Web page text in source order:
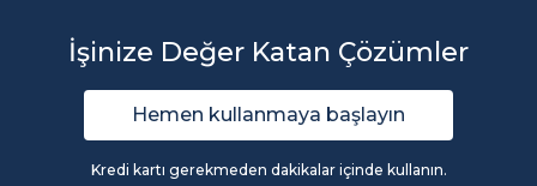
İşinize Değer Katan Çözümler
Hemen kullanmaya başlayın
Kredi kartı gerekmeden dakikalar içinde kullanın.